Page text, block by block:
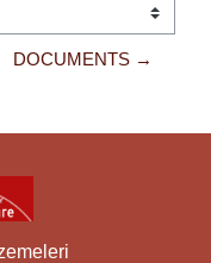
DOCUMENTS →